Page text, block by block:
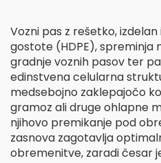
Vozni pas z rešetko,
gostote (HDPE), spreminja
gradnje voznih pasov ter
edinstvena celularna
medsebojno zaklepajočo
gramoz ali druge ohlapne
njihovo premikanje pod
zasnova zagotavlja
obremenitve, zaradi česar